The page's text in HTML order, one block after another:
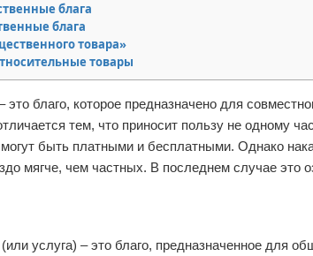
информации
блага
блага
товара»
товары
благо, которое предназначено для
тем, что приносит пользу не одному
быть платными и бесплатными. Однако
мягче, чем частных. В последнем случае это
услуга) – это благо, предназначенное для